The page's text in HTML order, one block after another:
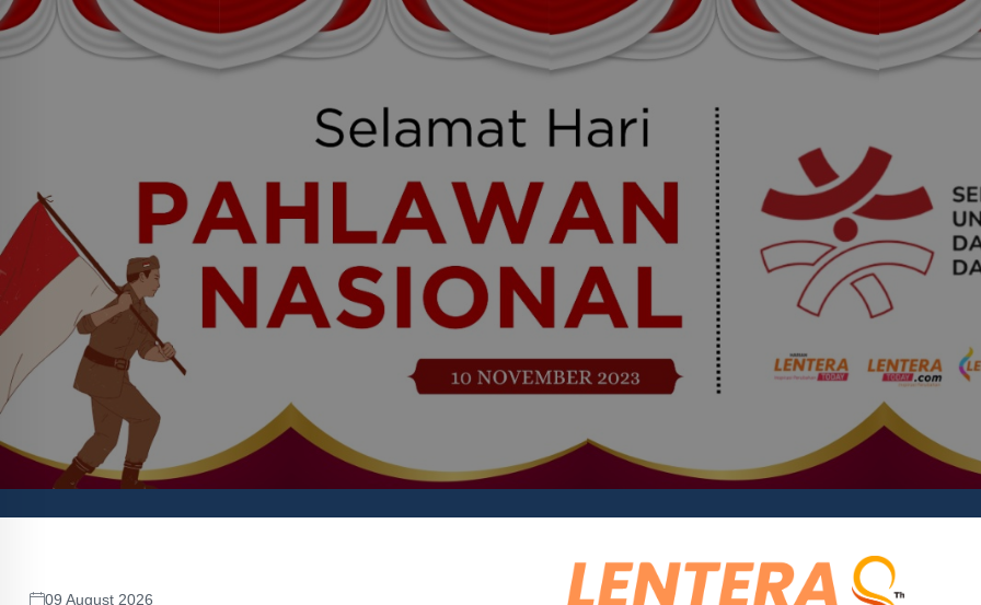
09 August 2026